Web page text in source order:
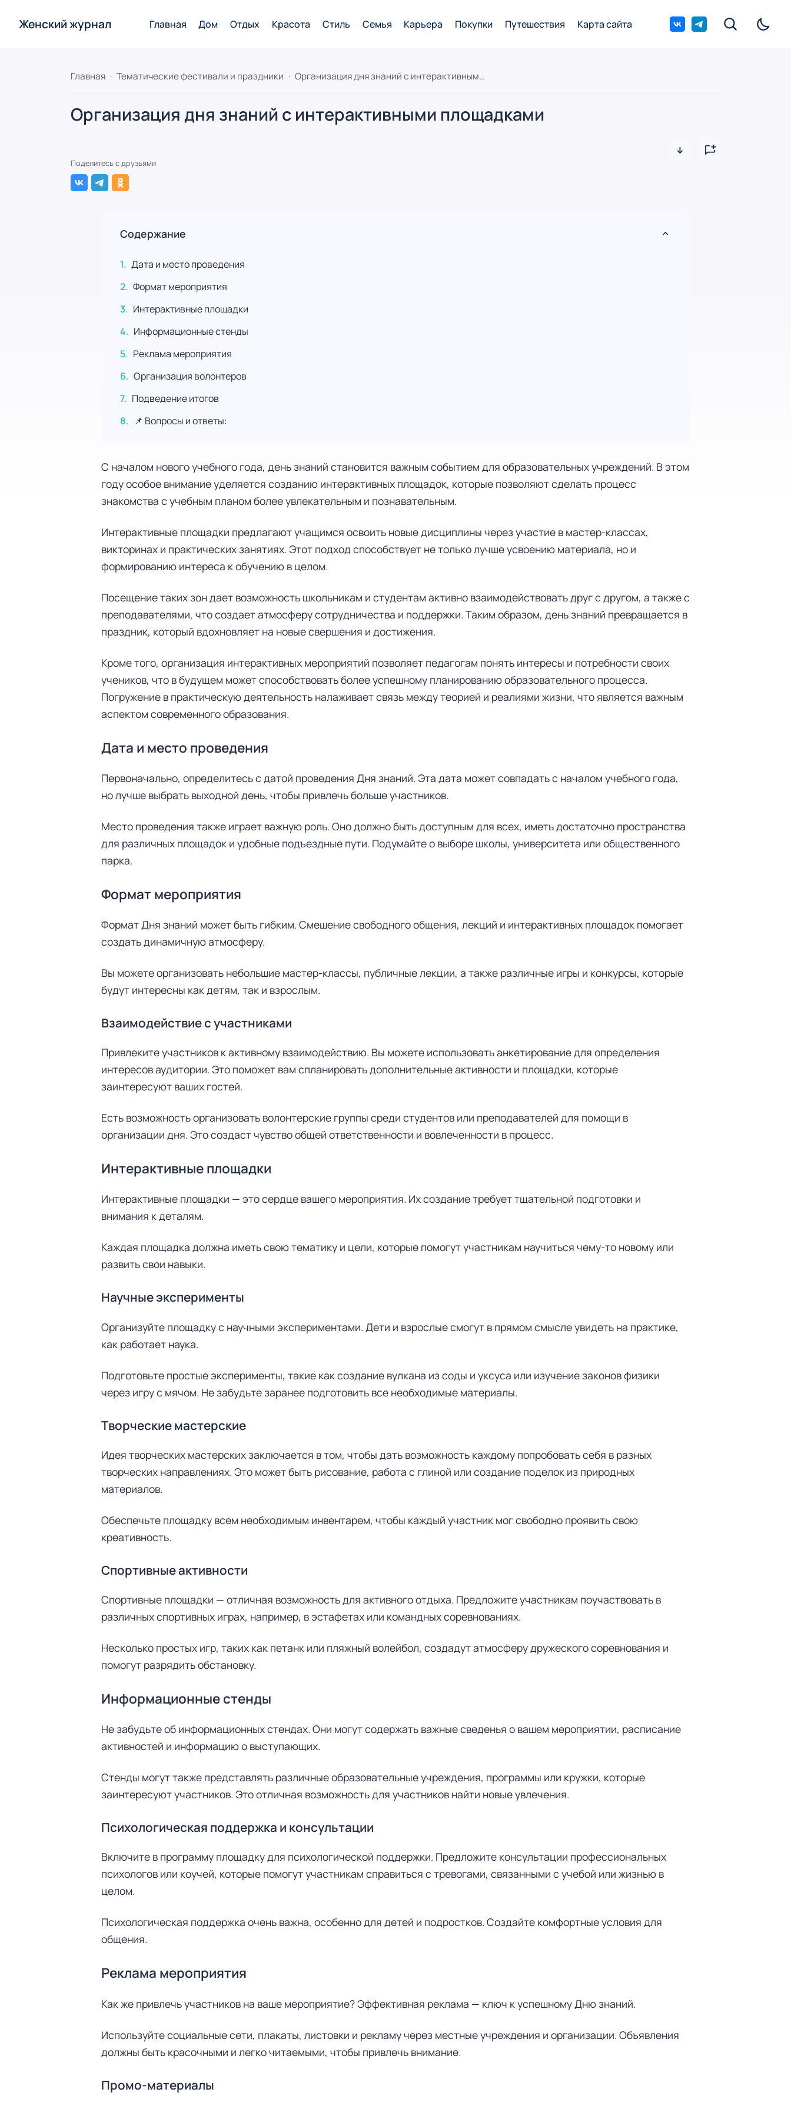
Женский журнал Главная Дом Отдых Красота Стиль Семья Карьера Покупки Путешествия Карта сайта
Главная Тематические фестивали и праздники Организация дня знаний с интерактивными площадками
Организация дня знаний с интерактивными площадками
Поделитесь с друзьями
С началом нового учебного года, день знаний становится важным событием для образовательных учреждений. В этом
году особое внимание уделяется созданию интерактивных площадок, которые позволяют сделать процесс
знакомства с учебным планом более увлекательным и познавательным.
Интерактивные площадки предлагают учащимся освоить новые дисциплины через участие в мастер-классах,
викторинах и практических занятиях. Этот подход способствует не только лучше усвоению материала, но и
формированию интереса к обучению в целом.
Посещение таких зон дает возможность школьникам и студентам активно взаимодействовать друг с другом, а также с
преподавателями, что создает атмосферу сотрудничества и поддержки. Таким образом, день знаний превращается в
праздник, который вдохновляет на новые свершения и достижения.
Кроме того, организация интерактивных мероприятий позволяет педагогам понять интересы и потребности своих
учеников, что в будущем может способствовать более успешному планированию образовательного процесса.
Погружение в практическую деятельность налаживает связь между теорией и реалиями жизни, что является важным
аспектом современного образования.
Дата и место проведения
Первоначально, определитесь с датой проведения Дня знаний. Эта дата может совпадать с началом учебного года,
но лучше выбрать выходной день, чтобы привлечь больше участников.
Место проведения также играет важную роль. Оно должно быть доступным для всех, иметь достаточно пространства
для различных площадок и удобные подъездные пути. Подумайте о выборе школы, университета или общественного
парка.
Формат мероприятия
Формат Дня знаний может быть гибким. Смешение свободного общения, лекций и интерактивных площадок помогает
создать динамичную атмосферу.
Вы можете организовать небольшие мастер-классы, публичные лекции, а также различные игры и конкурсы, которые
будут интересны как детям, так и взрослым.
Взаимодействие с участниками
Привлеките участников к активному взаимодействию. Вы можете использовать анкетирование для определения
интересов аудитории. Это поможет вам спланировать дополнительные активности и площадки, которые
заинтересуют ваших гостей.
Есть возможность организовать волонтерские группы среди студентов или преподавателей для помощи в
организации дня. Это создаст чувство общей ответственности и вовлеченности в процесс.
Интерактивные площадки
Интерактивные площадки — это сердце вашего мероприятия. Их создание требует тщательной подготовки и
внимания к деталям.
Каждая площадка должна иметь свою тематику и цели, которые помогут участникам научиться чему-то новому или
развить свои навыки.
Научные эксперименты
Организуйте площадку с научными экспериментами. Дети и взрослые смогут в прямом смысле увидеть на практике,
как работает наука.
Подготовьте простые эксперименты, такие как создание вулкана из соды и уксуса или изучение законов физики
через игру с мячом. Не забудьте заранее подготовить все необходимые материалы.
Творческие мастерские
Идея творческих мастерских заключается в том, чтобы дать возможность каждому попробовать себя в разных
творческих направлениях. Это может быть рисование, работа с глиной или создание поделок из природных
материалов.
Обеспечьте площадку всем необходимым инвентарем, чтобы каждый участник мог свободно проявить свою
креативность.
Спортивные активности
Спортивные площадки — отличная возможность для активного отдыха. Предложите участникам поучаствовать в
различных спортивных играх, например, в эстафетах или командных соревнованиях.
Несколько простых игр, таких как петанк или пляжный волейбол, создадут атмосферу дружеского соревнования и
помогут разрядить обстановку.
Информационные стенды
Не забудьте об информационных стендах. Они могут содержать важные сведенья о вашем мероприятии, расписание
активностей и информацию о выступающих.
Стенды могут также представлять различные образовательные учреждения, программы или кружки, которые
заинтересуют участников. Это отличная возможность для участников найти новые увлечения.
Психологическая поддержка и консультации
Включите в программу площадку для психологической поддержки. Предложите консультации профессиональных
психологов или коучей, которые помогут участникам справиться с тревогами, связанными с учебой или жизнью в
целом.
Психологическая поддержка очень важна, особенно для детей и подростков. Создайте комфортные условия для
общения.
Реклама мероприятия
Как же привлечь участников на ваше мероприятие? Эффективная реклама — ключ к успешному Дню знаний.
Используйте социальные сети, плакаты, листовки и рекламу через местные учреждения и организации. Объявления
должны быть красочными и легко читаемыми, чтобы привлечь внимание.
Промо-материалы
Содержание
Дата и место проведения
Формат мероприятия
Интерактивные площадки
Информационные стенды
Реклама мероприятия
Организация волонтеров
Подведение итогов
📌 Вопросы и ответы:
а
т
и